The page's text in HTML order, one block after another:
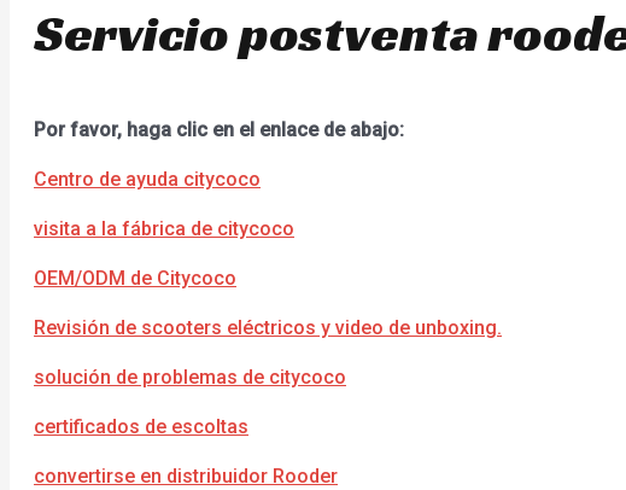
Servicio postventa
Por favor, haga clic en el enlace de abajo:
Centro de ayuda citycoco
visita a la fábrica de citycoco
OEM/ODM de Citycoco
Revisión de scooters eléctricos y video de unboxing.
solución de problemas de citycoco
certificados de escoltas
convertirse en distribuidor Rooder